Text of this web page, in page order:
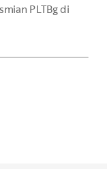
PLTBg di